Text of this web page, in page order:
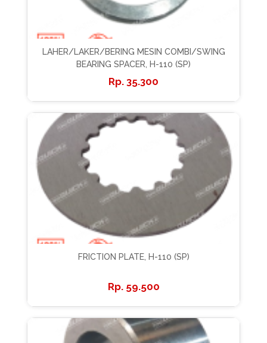
LAHER/LAKER/BERING MESIN COMBI/SWING
BEARING SPACER, H-110 (SP)
35.300
FRICTION PLATE, H-110 (SP)
59.500